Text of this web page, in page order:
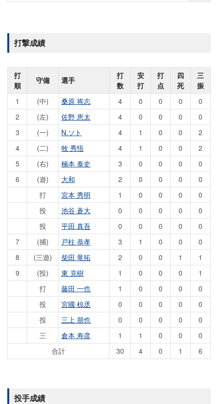
打撃成績
打
順
守備 選手
打
数
安
打
打
点
四
死
三
振
1
(中) 桑原 将志 4 0 0 0
0
2
(左) 佐野 恵太 4 0 0 0
0
3
(一) N.ソト 4 1 0 0
2
4
(二) 牧 秀悟 4 1 0 0
2
5
(右) 楠本 泰史 3 0 0 0
0
6
(遊) 大和 2 0 0 0
0
打
宮本 秀明 1 0 0 0
0
投
池谷 蒼大 0 0 0 0
0
投
平田 真吾 0 0 0 0
0
7
(捕) 戸柱 恭孝 3 1 0 0
0
8
(三遊) 柴田 竜拓 2 0 0 1
1
9
(投) 東 克樹 1 0 0 0
1
打
藤田 一也 1 0 0 0
0
投
宮國 椋丞 0 0 0 0
0
投
三上 朋也 0 0 0 0
0
三
倉本 寿彦 1 1 0 0
0
合計
30 4 0 1 6
投手成績